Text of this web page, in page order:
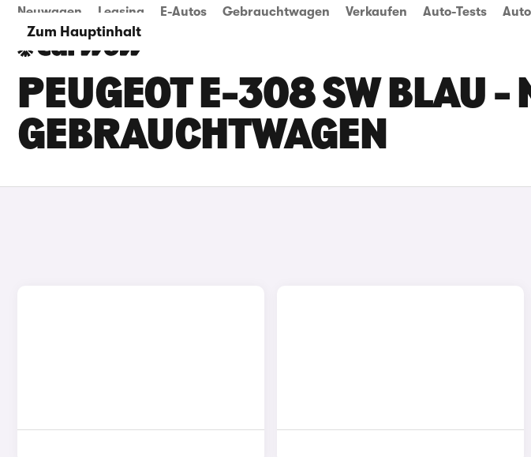
Zum Hauptinhalt
Neuwagen Leasing E-Autos Gebrauchtwagen Verkaufen Auto-Tests
PEUGEOT E-308 SW BLAU -
GEBRAUCHTWAGEN